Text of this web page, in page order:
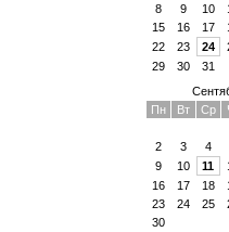
8
9 10
15
16 17
22
23 24
29
30
31
Пн
Вт Ср
2
3 4
9
10 11
16
17 18
23
24 25
30